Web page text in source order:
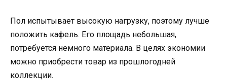
Пол испытывает высокую нагрузку, поэтому лучше
положить кафель. Его площадь небольшая,
потребуется немного материала. В целях экономии
можно приобрести товар из прошлогодней
коллекции.